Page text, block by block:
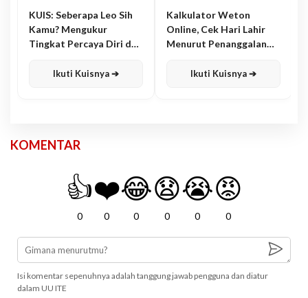
KUIS: Seberapa Leo Sih
Kamu? Mengukur
Tingkat Percaya Diri dan
Ikuti Kuisnya ➔
Kalkulator Weton
Online, Cek Hari Lahir
Menurut Penanggalan
Ikuti Kuisnya ➔
KOMENTAR
👍
0
❤️
0
😂
0
😧
0
😭
0
😡
0
Isi komentar sepenuhnya adalah tanggung jawab pengguna dan diatur
dalam UU ITE